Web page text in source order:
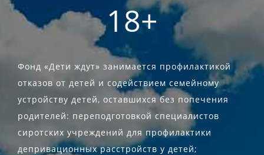
18+
Фонд «Дети ждут» занимается профилактикой
отказов от детей и содействием семейному
устройству детей, оставшихся без попечения
родителей: переподготовкой специалистов
сиротских учреждений для профилактики
депривационных расстройств у детей;